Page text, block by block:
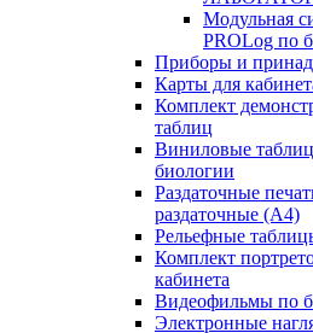
Модульная
PROLog по
Приборы и
Карты для
Комплект
таблиц
Виниловые
биологии
Раздаточные
раздаточные (А4)
Рельефные
Комплект
кабинета
Видеофильмы по
Электронные